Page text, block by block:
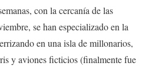
con la cercanía de las
se han especializado en la
en una isla de millonarios,
y aviones ficticios (finalmente fue